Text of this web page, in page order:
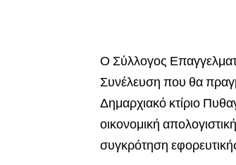
Ο Σύλλογος
Συνέλευση που θα
Δημαρχιακό κτίριο
οικονομική
συγκρότηση